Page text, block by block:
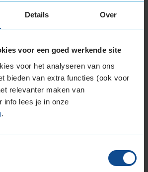
Details Over
voor een goed werkende site
voor het analyseren van ons
bieden van extra functies (ook voor
relevanter maken van
info lees je in onze
.